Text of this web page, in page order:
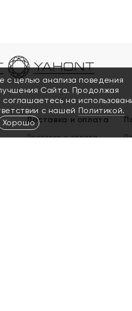
Доставка и оплата
Доставка и оплата
с целью анализа поведения
Сайта. Продолжая
на
с нашей Политикой.
Хорошо